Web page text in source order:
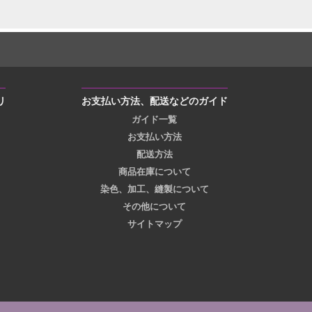
お支払い方法、配送などのガイド
ガイド一覧
お支払い方法
配送方法
商品在庫について
染色、加工、縫製について
その他について
サイトマップ